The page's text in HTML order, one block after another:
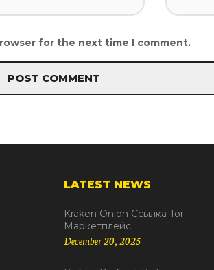
for the next time I comment.
LATEST NEWS
Kraken Onion Ссылка Tor
Маркетплейс
December 20, 2025